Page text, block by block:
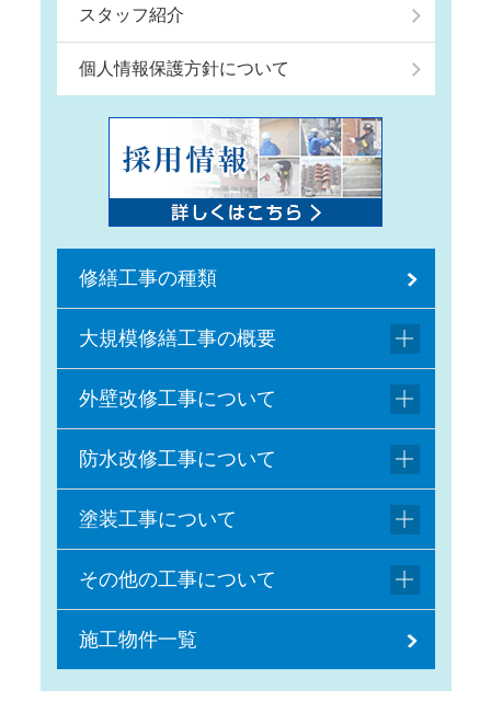
スタッフ紹介
個人情報保護方針について
修繕工事の種類
大規模修繕工事の概要
外壁改修工事について
防水改修工事について
塗装工事について
その他の工事について
施工物件一覧